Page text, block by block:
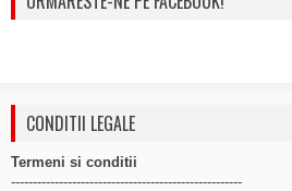
CONDITII LEGALE
Termeni si conditii
-----------------------------------------------------